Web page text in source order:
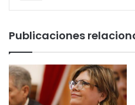
Publicaciones